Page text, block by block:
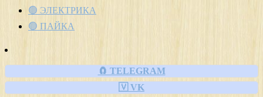
🟢 ЭЛЕКТРИКА
🟢 ПАЙКА
🧲 TELEGRAM
🇻 VK